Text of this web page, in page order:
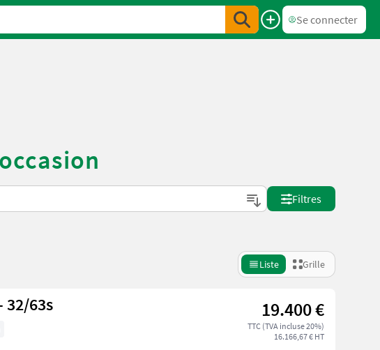
Se connecter
Filtres
Liste Grille
32/63s 19.400 €
TTC (TVA incluse 20%)
16.166,67 € HT